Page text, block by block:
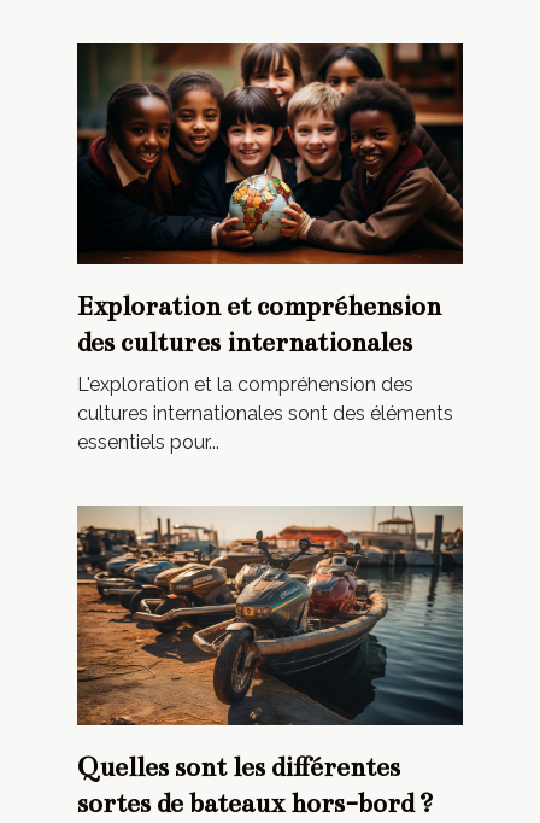
Exploration et compréhension
des cultures internationales
L'exploration et la compréhension des
cultures internationales sont des éléments
essentiels pour...
Quelles sont les différentes
sortes de bateaux hors-bord ?